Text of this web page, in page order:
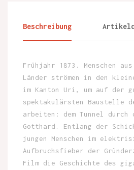
Beschreibung
Frühjahr 1873. Menschen
Länder strömen in den
im Kanton Uri, um auf der
spektakulärsten Baustelle
arbeiten: dem Tunnel durch
Gotthard. Entlang der
jungen Menschen im
Aufbruchsfieber der
Film die Geschichte des